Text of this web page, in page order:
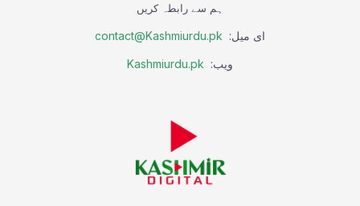
ہم سے رابطہ کریں
ای میل: contact@Kashmiurdu.pk
ویب: Kashmiurdu.pk